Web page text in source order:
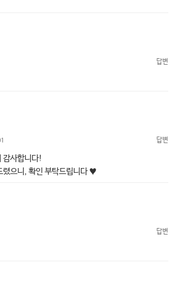
답변
답변
감사합니다!
렸으니, 확인 부탁드립니다 ♥
답변